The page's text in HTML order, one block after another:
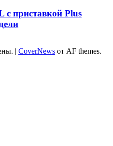
с приставкой Plus
| CoverNews от AF themes.